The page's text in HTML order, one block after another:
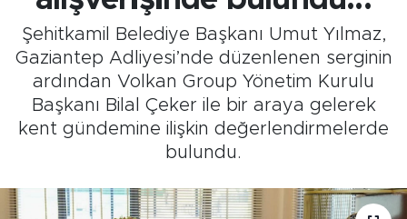
Şehitkamil Belediye Başkanı Umut Yılmaz,
Gaziantep Adliyesi’nde düzenlenen serginin
ardından Volkan Group Yönetim Kurulu
Başkanı Bilal Çeker ile bir araya gelerek
kent gündemine ilişkin değerlendirmelerde
bulundu.
Haber Arşivi